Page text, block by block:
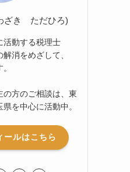
ざき ただひろ)
活動する税理士
消をめざして、
の方のご相談は、東
を中心に活動中。
ールはこちら